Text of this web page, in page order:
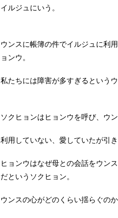
イルジュにいう。
ウンスに帳簿の件でイルジュに利
ョンウ。
私たちには障害が多すぎるというウ
ソクヒョンはヒョンウを呼び、ウ
利用していない、愛していたが引
ヒョンウはなぜ母との会話をウン
だというソクヒョン。
ウンスの心がどのくらい揺らぐの